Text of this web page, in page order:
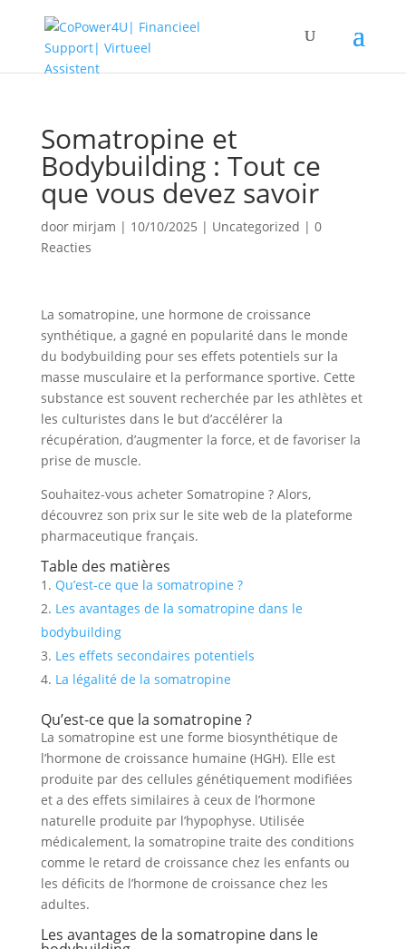
Somatropine et
Bodybuilding : Tout ce
que vous devez savoir
door mirjam | 10/10/2025 | Uncategorized | 0
Reacties
La somatropine, une hormone de croissance
synthétique, a gagné en popularité dans le monde
du bodybuilding pour ses effets potentiels sur la
masse musculaire et la performance sportive. Cette
substance est souvent recherchée par les athlètes et
les culturistes dans le but d’accélérer la
récupération, d’augmenter la force, et de favoriser la
prise de muscle.
Souhaitez-vous acheter Somatropine ? Alors,
découvrez son prix sur le site web de la plateforme
pharmaceutique français.
Table des matières
Qu’est-ce que la somatropine ?
Les avantages de la somatropine dans le
bodybuilding
Les effets secondaires potentiels
La légalité de la somatropine
Qu’est-ce que la somatropine ?
La somatropine est une forme biosynthétique de
l’hormone de croissance humaine (HGH). Elle est
produite par des cellules génétiquement modifiées
et a des effets similaires à ceux de l’hormone
naturelle produite par l’hypophyse. Utilisée
médicalement, la somatropine traite des conditions
comme le retard de croissance chez les enfants ou
les déficits de l’hormone de croissance chez les
adultes.
Les avantages de la somatropine dans le